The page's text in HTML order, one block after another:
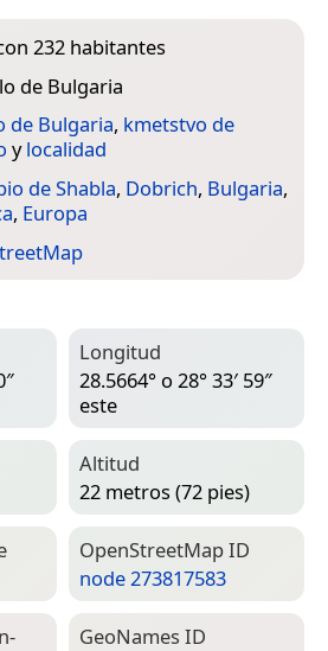
232 habitantes
de Bulgaria
de Bulgaria, kmetstvo de
ylocalidad
de Shabla, Dobrich, Bulgaria,
, Europa
Longitud
28.5664° o 28° 33′ 59″
este
Altitud
22 metros (72 pies)
Open­Street­Map ID
node 273817583
Geo­Names ID